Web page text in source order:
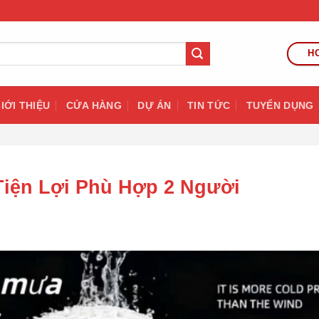
THIỆU CỬA HÀNG DỰ ÁN TIN TỨC TUYỂN DỤNG
Lợi Phù Hợp 2 Người